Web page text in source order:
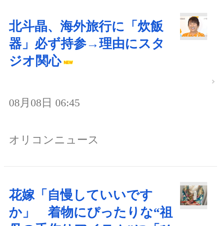
北斗晶、海外旅行に「炊飯
器」必ず持参→理由にスタ
ジオ関心
08月08日 06:45
オリコンニュース
花嫁「自慢していいです
か」 着物にぴったりな“祖